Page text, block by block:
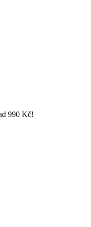
990 Kč!